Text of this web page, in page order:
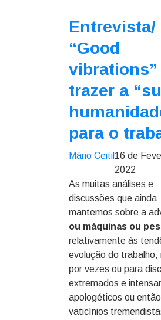
Entrevista/
“Good
vibrations”
trazer a
para o
Mário Ceitil 16 de
2022
As muitas análises e
discussões que ainda
mantemos sobre a
ou máquinas ou
relativamente às
evolução do trabalho,
por vezes ou para
extremados e
apologéticos ou
vaticínios